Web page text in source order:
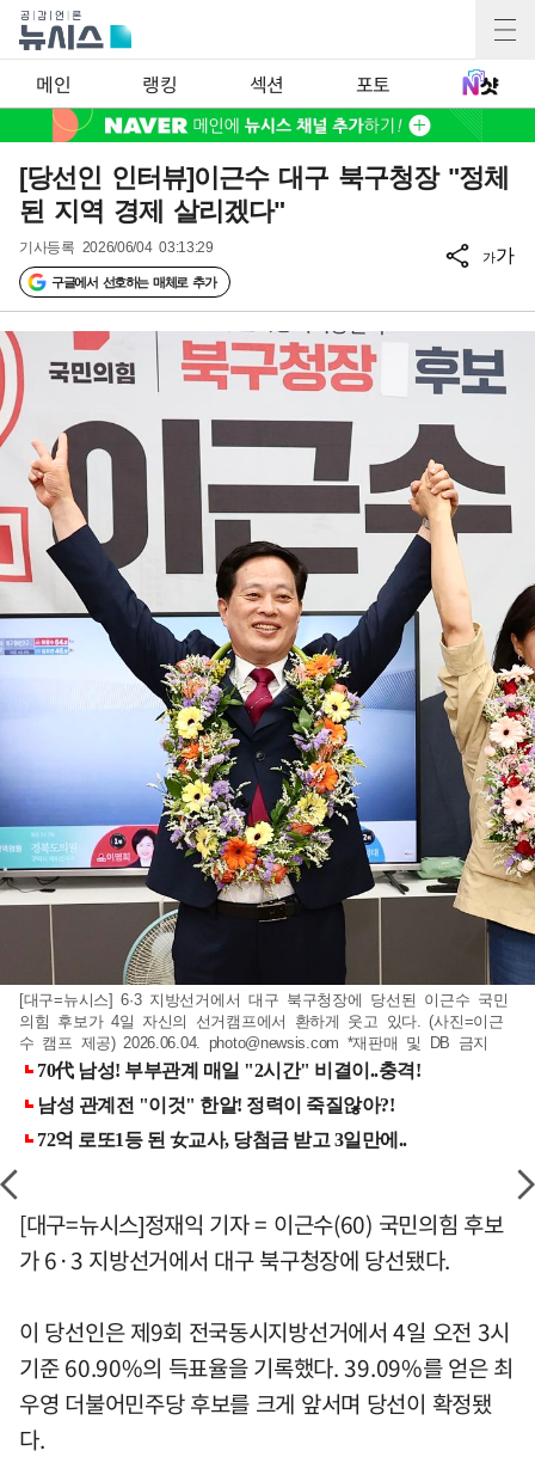
메인 랭킹 섹션 포토
[당선인 인터뷰]이근수 대구 북구청장 "정체
된 지역 경제 살리겠다"
기사등록 2026/06/04 03:13:29
구글에서 선호하는 매체로 추가
가가
[대구=뉴시스] 6·3 지방선거에서 대구 북구청장에 당선된 이근수 국민
의힘 후보가 4일 자신의 선거캠프에서 환하게 웃고 있다. (사진=이근
수 캠프 제공) 2026.06.04. photo@newsis.com *재판매 및 DB 금지
[대구=뉴시스]정재익 기자 = 이근수(60) 국민의힘 후보
가 6·3 지방선거에서 대구 북구청장에 당선됐다.
이 당선인은 제9회 전국동시지방선거에서 4일 오전 3시
기준 60.90%의 득표율을 기록했다. 39.09%를 얻은 최
우영 더불어민주당 후보를 크게 앞서며 당선이 확정됐
다.